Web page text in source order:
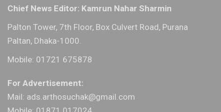
Chief News Editor: Kamrun Nahar Sharmin
Palton Tower, 7th Floor, Box Culvert Road, Purana
Paltan, Dhaka-1000.
Mobile: 01721 675878
For Advertisement:
Mail: ads.arthosuchak@gmail.com